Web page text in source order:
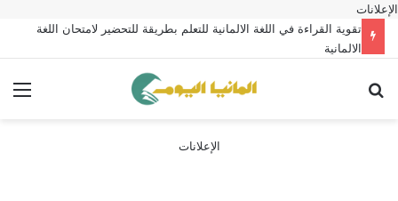
الإعلانات
تقوية القراءة في اللغة الالمانية للتعلم بطريقة للتحضير لامتحان اللغة
الالمانية
الإعلانات